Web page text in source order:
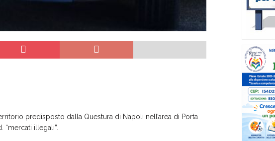
predisposto dalla Questura di Napoli nell’area di Porta
“mercati illegali”.